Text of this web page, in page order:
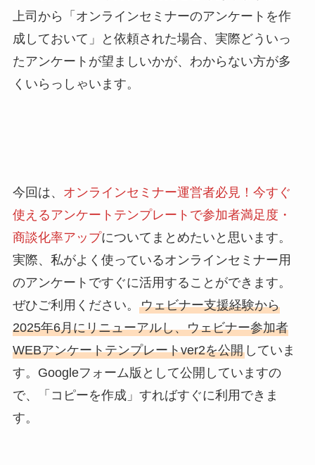
上司から「オンラインセミナーのアンケートを作
成しておいて」と依頼された場合、実際どういっ
たアンケートが望ましいかが、わからない方が多
くいらっしゃいます。
今回は、 オンラインセミナー運営者必見！今すぐ
使えるアンケートテンプレートで参加者満足度・
商談化率アップについてまとめたいと思います。
実際、私がよく使っているオンラインセミナー用
のアンケートですぐに活用することができます。
ぜひご利用ください。 ウェビナー支援経験から
2025年6月にリニューアルし、ウェビナー参加者
WEBアンケートテンプレートver2を公開していま
す。Googleフォーム版として公開していますの
で、「コピーを作成」すればすぐに利用できま
す。